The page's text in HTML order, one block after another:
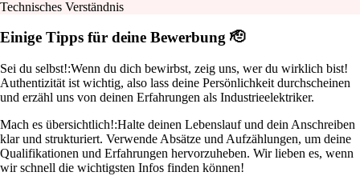
Technisches Verständnis
Einige Tipps für deine Bewerbung 🫡
Sei du selbst!:Wenn du dich bewirbst, zeig uns, wer du wirklich bist!
Authentizität ist wichtig, also lass deine Persönlichkeit durchscheinen
und erzähl uns von deinen Erfahrungen als Industrieelektriker.
Mach es übersichtlich!:Halte deinen Lebenslauf und dein Anschreiben
klar und strukturiert. Verwende Absätze und Aufzählungen, um deine
Qualifikationen und Erfahrungen hervorzuheben. Wir lieben es, wenn
wir schnell die wichtigsten Infos finden können!